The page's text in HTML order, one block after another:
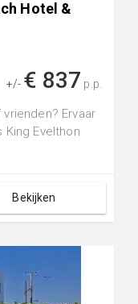
Hotel &
+/- € 837 p.p.
Ervaar
King Evelthon
Bekijken